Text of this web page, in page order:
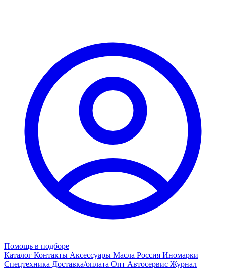
Помощь в подборе
Каталог Контакты Аксессуары Масла Россия Иномарки
Спецтехника Доставка/оплата Опт Автосервис Журнал